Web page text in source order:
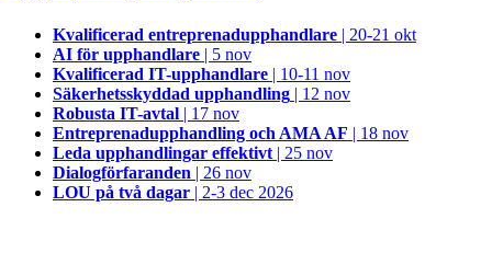
Kvalificerad entreprenad­upphandlare | 20-21 okt
AI för upphandlare | 5 nov
Kvalificerad IT-upphandlare | 10-11 nov
Säkerhetsskyddad upphandling | 12 nov
Robusta IT-avtal | 17 nov
Entreprenadupphandling och AMA AF | 18 nov
Leda upphandlingar effektivt | 25 nov
Dialogförfaranden | 26 nov
LOU på två dagar | 2-3 dec 2026